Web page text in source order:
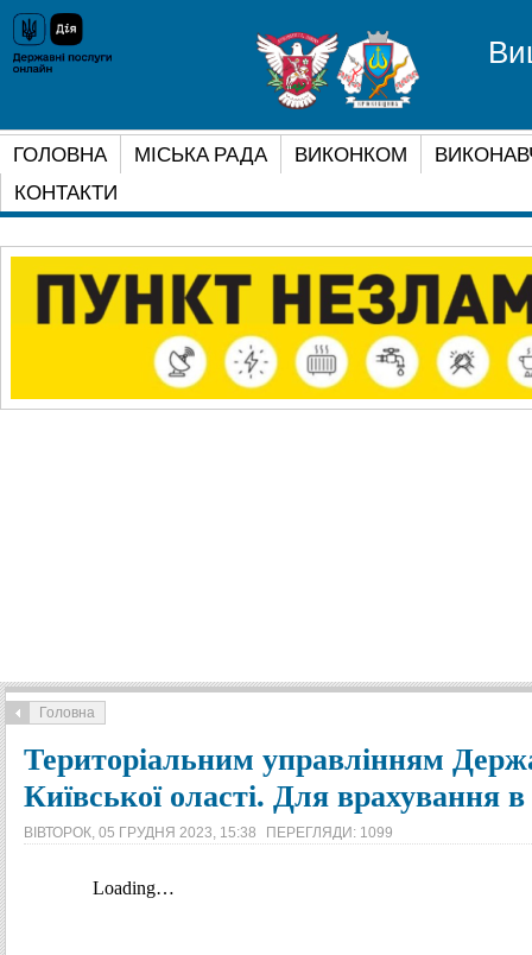
ГОЛОВНА МІСЬКА РАДА ВИКОНКОМ
КОНТАКТИ
Головна
Територіальним управлінням
Київської оласті. Для врахування в
ВІВТОРОК, 05 ГРУДНЯ 2023, 15:38 ПЕРЕГЛЯДИ: 1099